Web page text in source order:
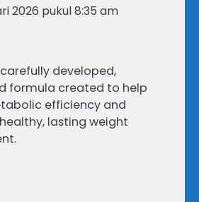
2026 pukul 8:35 am
developed,
formula created to help
efficiency and
lasting weight